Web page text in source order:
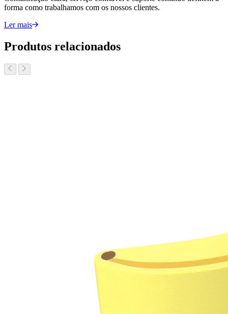
forma como trabalhamos com os nossos clientes.
Ler mais
Produtos relacionados